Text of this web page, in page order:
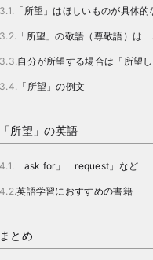
「所望」はほしいものが具体
「所望」の敬語（尊敬語）は「
自分が所望する場合は「所望
「所望」の例文
「所望」の英語
「ask for」「request」など
英語学習におすすめの書籍
まとめ